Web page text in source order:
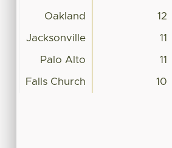
Oakland 12
Jacksonville 11
Palo Alto 11
Falls Church 10